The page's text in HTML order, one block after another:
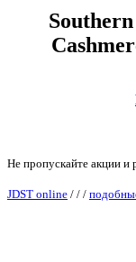
Не пропускайте акции и
JDST online / / /